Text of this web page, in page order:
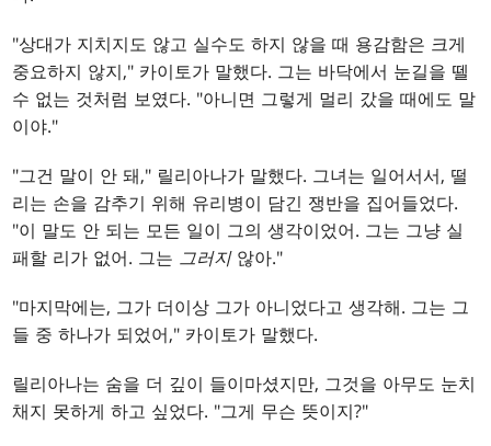
"상대가 지치지도 않고 실수도 하지 않을 때 용감함은 크게
중요하지 않지," 카이토가 말했다. 그는 바닥에서 눈길을 뗄
수 없는 것처럼 보였다. "아니면 그렇게 멀리 갔을 때에도 말
이야."
"그건 말이 안 돼," 릴리아나가 말했다. 그녀는 일어서서, 떨
리는 손을 감추기 위해 유리병이 담긴 쟁반을 집어들었다.
"이 말도 안 되는 모든 일이 그의 생각이었어. 그는 그냥 실
패할 리가 없어. 그는 그러지않아."
"마지막에는, 그가 더이상 그가 아니었다고 생각해. 그는 그
들 중 하나가 되었어," 카이토가 말했다.
릴리아나는 숨을 더 깊이 들이마셨지만, 그것을 아무도 눈치
채지 못하게 하고 싶었다. "그게 무슨 뜻이지?"